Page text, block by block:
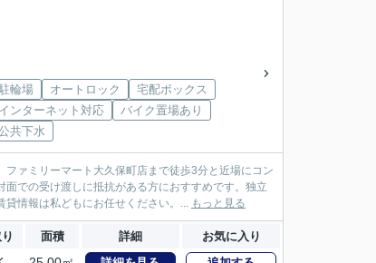
輪場 オートロック
宅配ボックス
インターネット対応
バイク置場あり
共下水
ァミリーマート大久保町店まで徒歩3分と近場にコン
での受け渡しに抵抗がある方におすすめです。独立
貸情報は私どもにお任せください。... もっと見る
面積 詳細 お気に入り